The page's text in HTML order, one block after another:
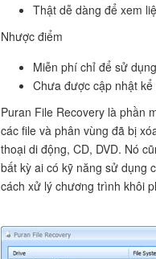
Thật dễ dàng để xem
Nhược điểm
Miễn phí chỉ để sử
Chưa được cập nhật
Puran File Recovery là phần
các file và phân vùng đã bị
thoại di động, CD, DVD. Nó
bất kỳ ai có kỹ năng sử dụng
cách xử lý chương trình khôi